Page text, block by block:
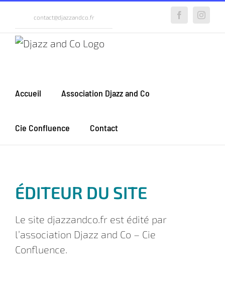
contenu
contact@djazzandco.fr Facebook
Accueil Association Djazz and Co
Cie Confluence Contact
ÉDITEUR DU SITE
Le site djazzandco.fr est édité par
l’association Djazz and Co – Cie
Confluence.